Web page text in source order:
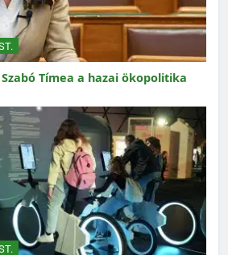
Tímea a hazai ökopolitika